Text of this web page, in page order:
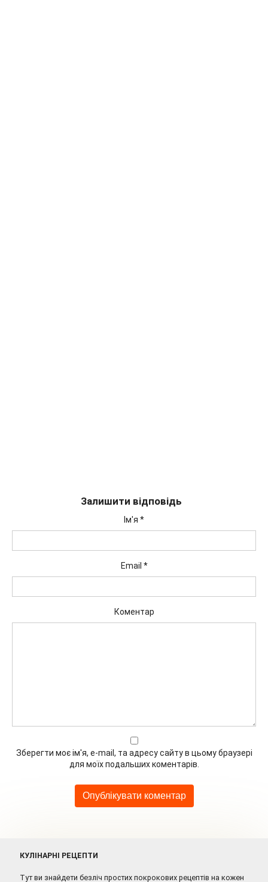
Залишити відповідь
Ім'я *
Email *
Коментар
Зберегти моє ім'я, e-mail, та адресу сайту в цьому браузері
для моїх подальших коментарів.
КУЛІНАРНІ РЕЦЕПТИ
Тут ви знайдети безліч простих покрокових рецептів на кожен